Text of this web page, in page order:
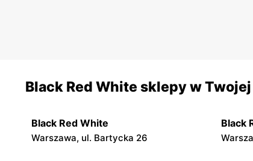
Black Red White sklepy w
Black Red White
Warszawa, ul. Bartycka 26
Black